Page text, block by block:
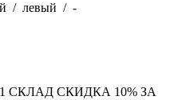
/ левый / -
СКЛАД СКИДКА 10% ЗА